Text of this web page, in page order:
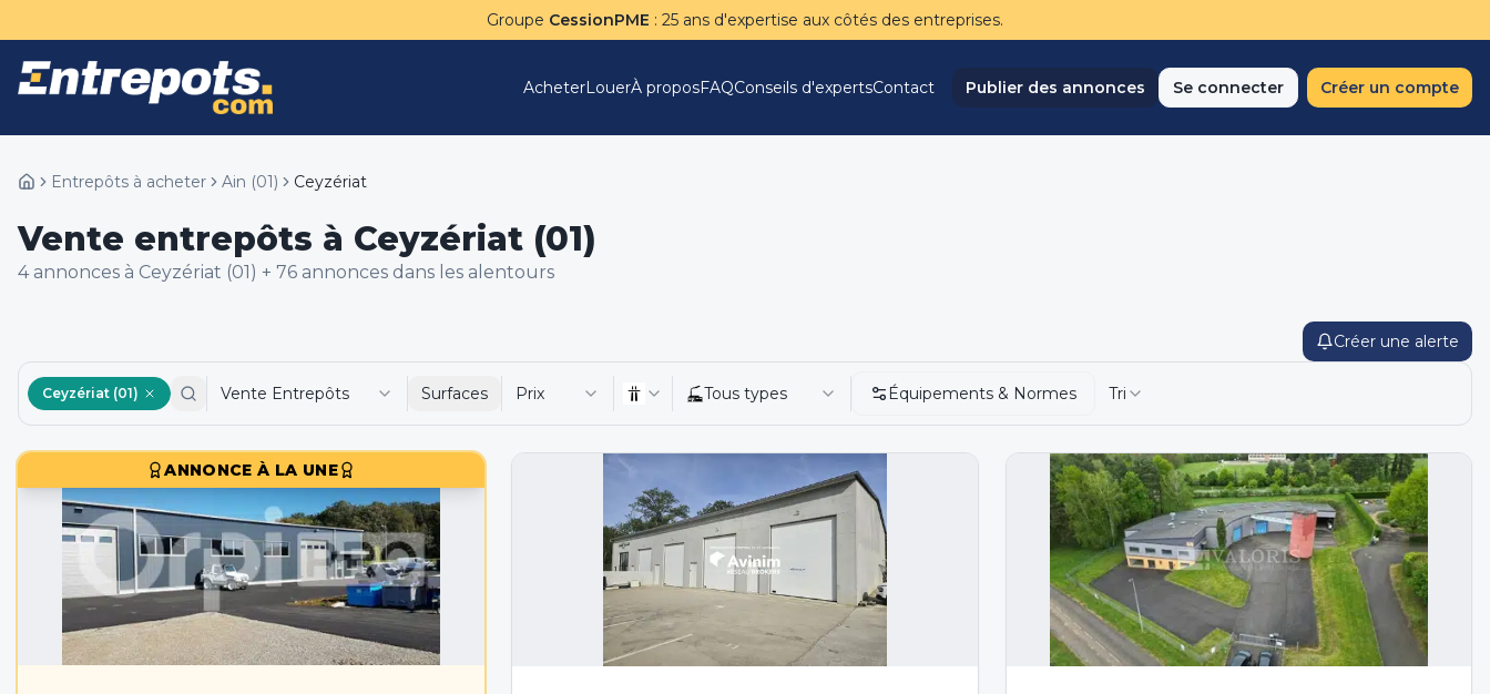
Groupe CessionPME : 25 ans d'expertise aux côtés des entreprises.
AcheterLouerÀ proposFAQConseils d'expertsContact Publier des annonces Se connecter Créer un compte
Entrepôts à acheter Ain (01) Ceyzériat
Vente entrepôts à Ceyzériat (01)
4annonces à Ceyzériat (01) + 76 annonces dans les alentours
Créer une alerte
Ceyzériat (01) Vente Entrepôts Surfaces Prix Tous types Équipements & Normes Tri
ANNONCE À LA UNE